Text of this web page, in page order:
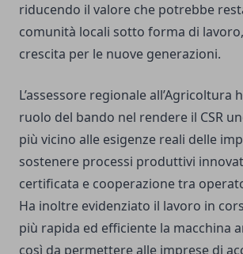
riducendo il valore che potrebbe
comunità locali sotto forma di
crescita per le nuove generazioni.
L’assessore regionale all’Agricoltura
ruolo del bando nel rendere il CSR
più vicino alle esigenze reali delle
sostenere processi produttivi
certificata e cooperazione tra
Ha inoltre evidenziato il lavoro in
più rapida ed efficiente la macchina
così da permettere alle imprese di